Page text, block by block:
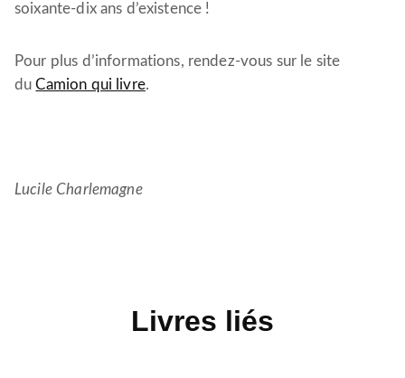
soixante-dix ans d’existence !
Pour plus d’informations, rendez-vous sur le site
duCamion qui livre.
Lucile Charlemagne
Livres liés